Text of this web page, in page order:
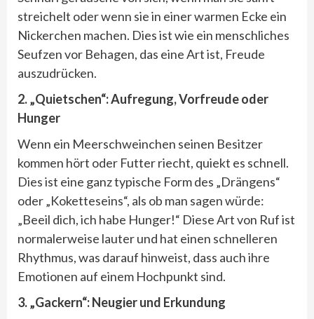
streichelt oder wenn sie in einer warmen Ecke ein
Nickerchen machen. Dies ist wie ein menschliches
Seufzen vor Behagen, das eine Art ist, Freude
auszudrücken.
2.„Quietschen“: Aufregung, Vorfreude oder
Hunger
Wenn ein Meerschweinchen seinen Besitzer
kommen hört oder Futter riecht, quiekt es schnell.
Dies ist eine ganz typische Form des „Drängens“
oder „Koketteseins“, als ob man sagen würde:
„Beeil dich, ich habe Hunger!“ Diese Art von Ruf ist
normalerweise lauter und hat einen schnelleren
Rhythmus, was darauf hinweist, dass auch ihre
Emotionen auf einem Hochpunkt sind.
3.„Gackern“: Neugier und Erkundung